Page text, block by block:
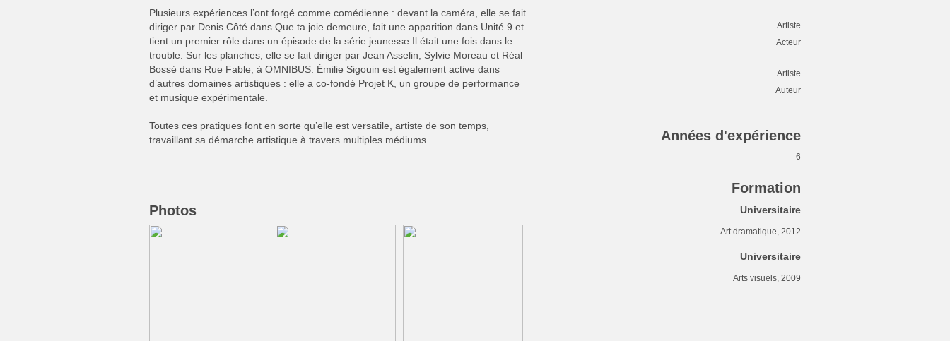
Plusieurs expériences l’ont forgé comme comédienne : devant la caméra, elle se fait
diriger par Denis Côté dans Que ta joie demeure, fait une apparition dans Unité 9 et
tient un premier rôle dans un épisode de la série jeunesse Il était une fois dans le
trouble. Sur les planches, elle se fait diriger par Jean Asselin, Sylvie Moreau et Réal
Bossé dans Rue Fable, à OMNIBUS. Émilie Sigouin est également active dans
d’autres domaines artistiques : elle a co-fondé Projet K, un groupe de performance
et musique expérimentale.
Toutes ces pratiques font en sorte qu’elle est versatile, artiste de son temps,
travaillant sa démarche artistique à travers multiples médiums.
Photos
Artiste
Acteur
Artiste
Auteur
Années d'expérience
6
Formation
Universitaire
Art dramatique, 2012
Universitaire
Arts visuels, 2009